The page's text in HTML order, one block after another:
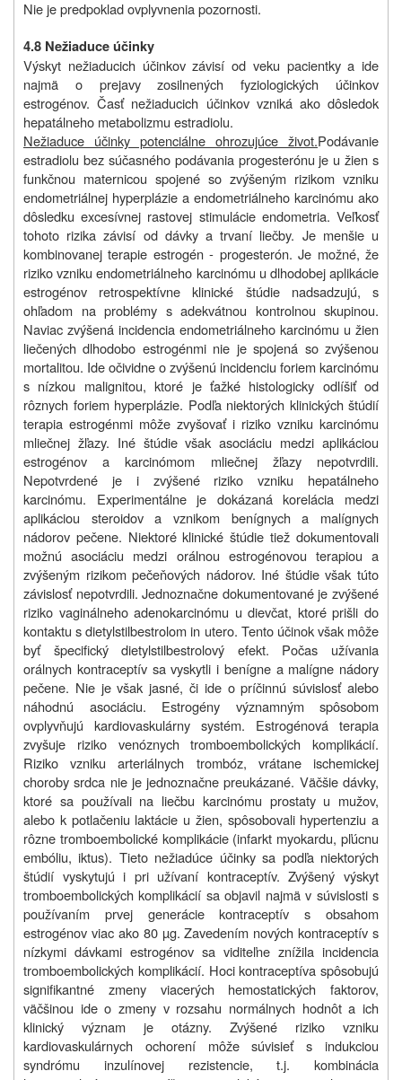
Nie je predpoklad ovplyvnenia pozornosti.
4.8 Nežiaduce účinky
Výskyt nežiaducich účinkov závisí od veku pacientky a ide
najmä o prejavy zosilnených fyziologických účinkov
estrogénov. Časť nežiaducich účinkov vzniká ako dôsledok
hepatálneho metabolizmu estradiolu.
Nežiaduce účinky potenciálne ohrozujúce život.Podávanie
estradiolu bez súčasného podávania progesterónu je u žien s
funkčnou maternicou spojené so zvýšeným rizikom vzniku
endometriálnej hyperplázie a endometriálneho karcinómu ako
dôsledku excesívnej rastovej stimulácie endometria. Veľkosť
tohoto rizika závisí od dávky a trvaní liečby. Je menšie u
kombinovanej terapie estrogén - progesterón. Je možné, že
riziko vzniku endometriálneho karcinómu u dlhodobej aplikácie
estrogénov retrospektívne klinické štúdie nadsadzujú, s
ohľadom na problémy s adekvátnou kontrolnou skupinou.
Naviac zvýšená incidencia endometriálneho karcinómu u žien
liečených dlhodobo estrogénmi nie je spojená so zvýšenou
mortalitou. Ide očividne o zvýšenú incidenciu foriem karcinómu
s nízkou malignitou, ktoré je ťažké histologicky odlíšiť od
rôznych foriem hyperplázie. Podľa niektorých klinických štúdií
terapia estrogénmi môže zvyšovať i riziko vzniku karcinómu
mliečnej žľazy. Iné štúdie však asociáciu medzi aplikáciou
estrogénov a karcinómom mliečnej žľazy nepotvrdili.
Nepotvrdené je i zvýšené riziko vzniku hepatálneho
karcinómu. Experimentálne je dokázaná korelácia medzi
aplikáciou steroidov a vznikom benígnych a malígnych
nádorov pečene. Niektoré klinické štúdie tiež dokumentovali
možnú asociáciu medzi orálnou estrogénovou terapiou a
zvýšeným rizikom pečeňových nádorov. Iné štúdie však túto
závislosť nepotvrdili. Jednoznačne dokumentované je zvýšené
riziko vaginálneho adenokarcinómu u dievčat, ktoré prišli do
kontaktu s dietylstilbestrolom in utero. Tento účinok však môže
byť špecifický dietylstilbestrolový efekt. Počas užívania
orálnych kontraceptív sa vyskytli i benígne a malígne nádory
pečene. Nie je však jasné, či ide o príčinnú súvislosť alebo
náhodnú asociáciu. Estrogény významným spôsobom
ovplyvňujú kardiovaskulárny systém. Estrogénová terapia
zvyšuje riziko venóznych tromboembolických komplikácií.
Riziko vzniku arteriálnych trombóz, vrátane ischemickej
choroby srdca nie je jednoznačne preukázané. Väčšie dávky,
ktoré sa používali na liečbu karcinómu prostaty u mužov,
alebo k potlačeniu laktácie u žien, spôsobovali hypertenziu a
rôzne tromboembolické komplikácie (infarkt myokardu, pľúcnu
embóliu, iktus). Tieto nežiadúce účinky sa podľa niektorých
štúdií vyskytujú i pri užívaní kontraceptív. Zvýšený výskyt
tromboembolických komplikácií sa objavil najmä v súvislosti s
používaním prvej generácie kontraceptív s obsahom
estrogénov viac ako 80 µg. Zavedením nových kontraceptív s
nízkymi dávkami estrogénov sa viditeľne znížila incidencia
tromboembolických komplikácií. Hoci kontraceptíva spôsobujú
signifikantné zmeny viacerých hemostatických faktorov,
väčšinou ide o zmeny v rozsahu normálnych hodnôt a ich
klinický význam je otázny. Zvýšené riziko vzniku
kardiovaskulárnych ochorení môže súvisieť s indukciou
syndrómu inzulínovej rezistencie, t.j. kombinácia